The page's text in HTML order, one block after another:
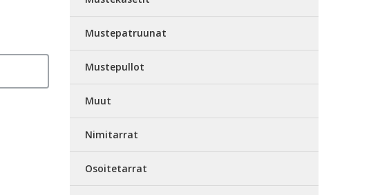
Mustepatruunat
Mustepullot
Muut
Nimitarrat
Osoitetarrat